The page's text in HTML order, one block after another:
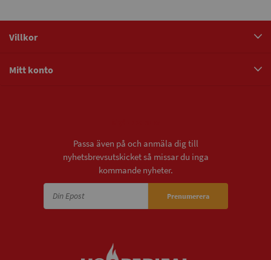
Villkor
Mitt konto
Passa även på och anmäla dig till
nyhetsbrevsutskicket så missar du inga
kommande nyheter.
Prenumerera